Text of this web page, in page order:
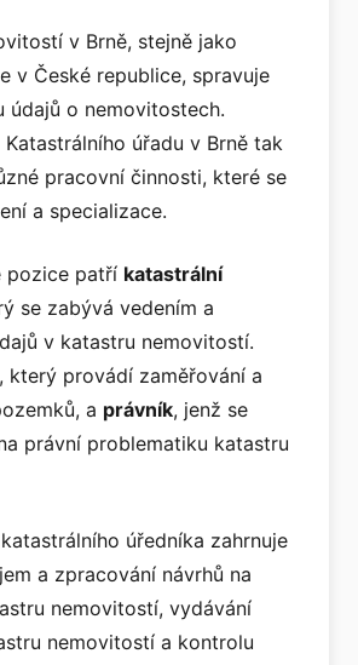
v Brně, stejně jako
v České republice, spravuje
údajů o nemovitostech.
Katastrálního úřadu v Brně tak
pracovní činnosti, které se
a specializace.
pozice patří katastrální
se zabývá vedením a
v katastru nemovitostí.
, který provádí zaměřování a
a právník, jenž se
právní problematiku katastru
úředníka zahrnuje
a zpracování návrhů na
nemovitostí, vydávání
nemovitostí a kontrolu